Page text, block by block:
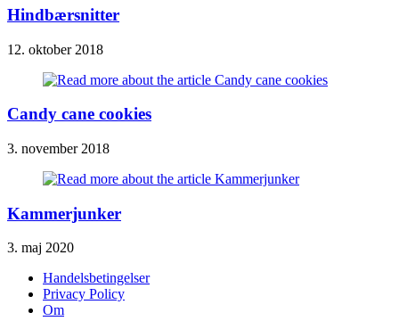
Hindbærsnitter
12. oktober 2018
Candy cane cookies
3. november 2018
Kammerjunker
3. maj 2020
Handelsbetingelser
Privacy Policy
Om